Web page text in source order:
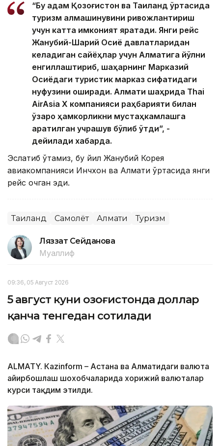
“Бу қадам Қозоғистон ва Таиланд ўртасида
туризм алмашинувини ривожлантириш
учун катта имконият яратади. Янги рейс
Жанубий-Шарқий Осиё давлатларидан
келадиган сайёҳлар учун Алматига йўлни
енгиллаштириб, шаҳарнинг Марказий
Осиёдаги туристик марказ сифатидаги
нуфузини оширади. Алмати шаҳрида Thai
AirAsia X компанияси раҳбарияти билан
ўзаро ҳамкорликни мустаҳкамлашга
қаратилган учрашув бўлиб ўтди”, -
дейилади хабарда.
Эслатиб ўтамиз, бу йил Жанубий Корея
авиакомпанияси Инчхон ва Алмати ўртасида янги
рейс очган эди.
Таиланд Самолёт Алмати Туризм
Ляззат Сейданова
Муаллиф
09:36, 05 Август 2026
5 август куни Қозоғистонда доллар
қанча тенгедан сотилади
ALMATY. Кazinform – Астана ва Алматидаги валюта
айирбошлаш шохобчаларида хорижий валюталар
курси тақдим этилди.